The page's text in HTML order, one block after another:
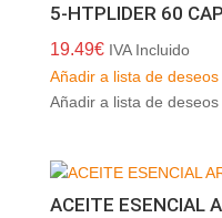
5-HTPLIDER 60
19.49€ IVA Incluido
Añadir a lista de deseos
Añadir a lista de deseos
ACEITE ESENCIAL